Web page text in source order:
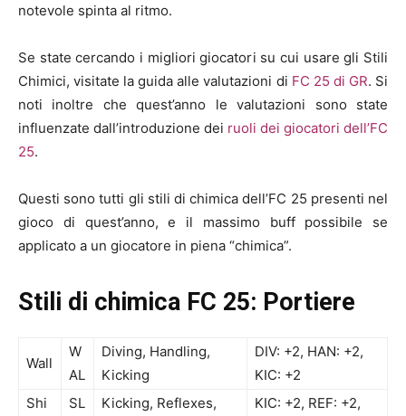
notevole spinta al ritmo.
Se state cercando i migliori giocatori su cui usare gli Stili
Chimici, visitate la guida alle valutazioni di FC 25 di GR. Si
noti inoltre che quest’anno le valutazioni sono state
influenzate dall’introduzione dei ruoli dei giocatori dell’FC
25.
Questi sono tutti gli stili di chimica dell’FC 25 presenti nel
gioco di quest’anno, e il massimo buff possibile se
applicato a un giocatore in piena “chimica”.
Stili di chimica FC 25: Portiere
Wall
W
AL
Diving, Handling,
Kicking
DIV: +2, HAN: +2,
KIC: +2
Shi
SL Kicking, Reflexes, KIC: +2, REF: +2,